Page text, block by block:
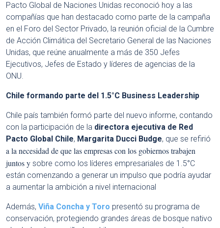
Pacto Global de Naciones Unidas reconoció hoy a las
compañías que han destacado como parte de la campaña
en el Foro del Sector Privado, la reunión oficial de la Cumbre
de Acción Climática del Secretario General de las Naciones
Unidas, que reúne anualmente a más de 350 Jefes
Ejecutivos, Jefes de Estado y líderes de agencias de la
ONU.
Chile formando parte del 1.5°C Business Leadership
Chile país también formó parte del nuevo informe, contando
con la participación de la directora ejecutiva de Red
Pacto Global Chile, Margarita Ducci Budge, que se refirió
a la necesidad de que las empresas con los gobiernos trabajen
juntos y sobre como los líderes empresariales de 1.5°C
están comenzando a generar un impulso que podría ayudar
a aumentar la ambición a nivel internacional
Además, Viña Concha y Toro presentó su programa de
conservación, protegiendo grandes áreas de bosque nativo